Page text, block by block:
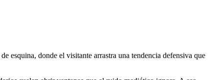
esquina, donde el visitante arrastra una tendencia defensiva que